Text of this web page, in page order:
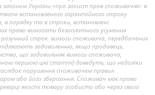
законом України «про захист прав споживачів»: в
встановленого гарантійного строку
в порядку та в строки, встановлені
право вимагати безоплатного усунення
розумний строк. вимоги споживача, передбачених
задоволенню, якщо продавець,
що задовольняє вимоги споживача,
першою цієї статті) доведуть, що недоліки
порушення споживачем правил
або його зберігання. Споживач має право
якості товару особисто або через свого